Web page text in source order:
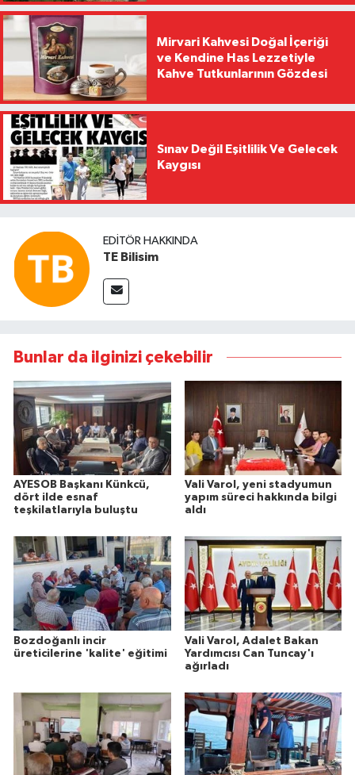
Mirvari Kahvesi Doğal İçeriği
ve Kendine Has Lezzetiyle
Kahve Tutkunlarının Gözdesi
Sınav Değil Eşitlilik Ve Gelecek
Kaygısı
EDITÖR HAKKINDA
TE Bilisim
Bunlar da ilginizi çekebilir
AYESOB Başkanı Künkcü,
dört ilde esnaf
teşkilatlarıyla buluştu
Vali Varol, yeni stadyumun
yapım süreci hakkında bilgi
aldı
Bozdoğanlı incir
üreticilerine 'kalite' eğitimi
Vali Varol, Adalet Bakan
Yardımcısı Can Tuncay'ı
ağırladı